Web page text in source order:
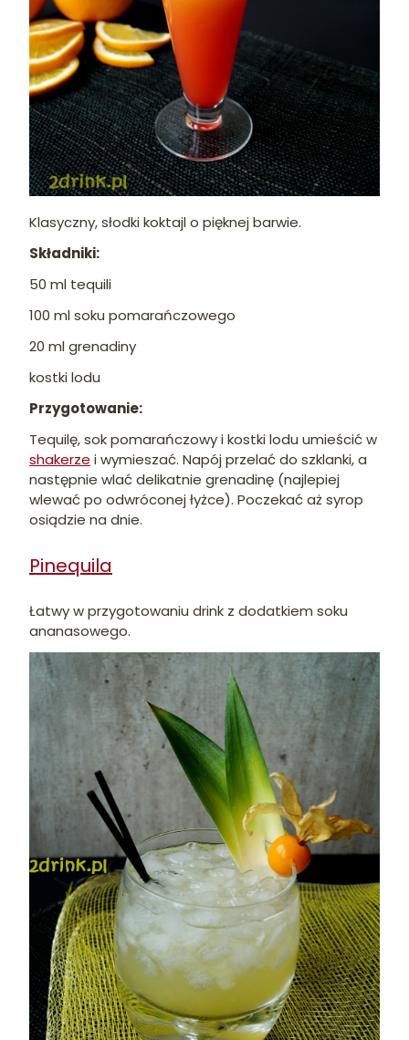
Klasyczny, słodki koktajl o pięknej barwie.
Składniki:
50 ml tequili
100 ml soku pomarańczowego
20 ml grenadiny
kostki lodu
Przygotowanie:
Tequilę, sok pomarańczowy i kostki lodu umieścić w
shakerze i wymieszać. Napój przelać do szklanki, a
następnie wlać delikatnie grenadinę (najlepiej
wlewać po odwróconej łyżce). Poczekać aż syrop
osiądzie na dnie.
Pinequila
Łatwy w przygotowaniu drink z dodatkiem soku
ananasowego.